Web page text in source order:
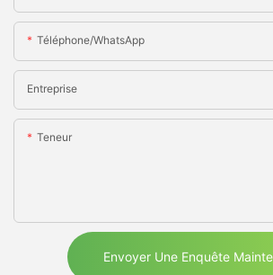
Téléphone/WhatsApp
Entreprise
Teneur
Envoyer Une Enquête